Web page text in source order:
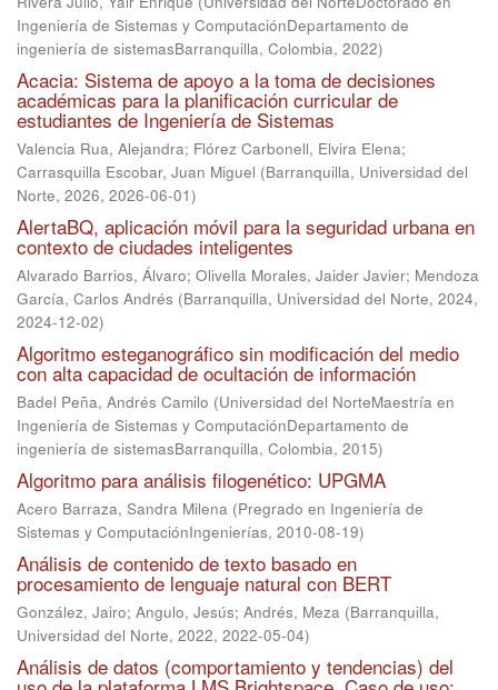
Ingeniería de Sistemas y ComputaciónDepartamento de
ingeniería de sistemasBarranquilla, Colombia, 2022)
Acacia: Sistema de apoyo a la toma de decisiones
académicas para la planificación curricular de
estudiantes de Ingeniería de Sistemas
Valencia Rua, Alejandra; Flórez Carbonell, Elvira Elena;
Carrasquilla Escobar, Juan Miguel (Barranquilla, Universidad del
Norte, 2026, 2026-06-01)
AlertaBQ, aplicación móvil para la seguridad urbana en
contexto de ciudades inteligentes
Alvarado Barrios, Álvaro; Olivella Morales, Jaider Javier; Mendoza
García, Carlos Andrés (Barranquilla, Universidad del Norte, 2024,
2024-12-02)
Algoritmo esteganográfico sin modificación del medio
con alta capacidad de ocultación de información
Badel Peña, Andrés Camilo (Universidad del NorteMaestría en
Ingeniería de Sistemas y ComputaciónDepartamento de
ingeniería de sistemasBarranquilla, Colombia, 2015)
Algoritmo para análisis filogenético: UPGMA
Acero Barraza, Sandra Milena (Pregrado en Ingeniería de
Sistemas y ComputaciónIngenierías, 2010-08-19)
Análisis de contenido de texto basado en
procesamiento de lenguaje natural con BERT
González, Jairo; Angulo, Jesús; Andrés, Meza (Barranquilla,
Universidad del Norte, 2022, 2022-05-04)
Análisis de datos (comportamiento y tendencias) del